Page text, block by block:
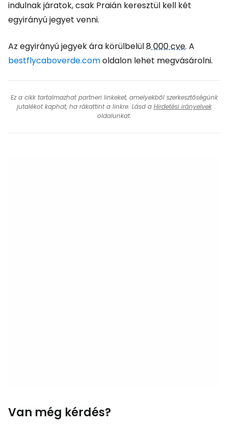
indulnak járatok, csak Praián keresztül kell két
egyirányú jegyet venni.
Az egyirányú jegyek ára körülbelül8 000 cve. A
bestflycaboverde.comoldalon lehet megvásárolni.
Ez a cikk tartalmazhat partneri linkeket, amelyekből szerkesztőségünk
jutalékot kaphat, ha rákattint a linkre. Lásd a Hirdetési irányelvek
oldalunkat.
Van még kérdés?